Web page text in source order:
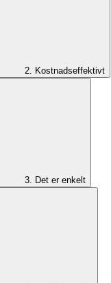
2. Kostnadseffektivt
3. Det er enkelt